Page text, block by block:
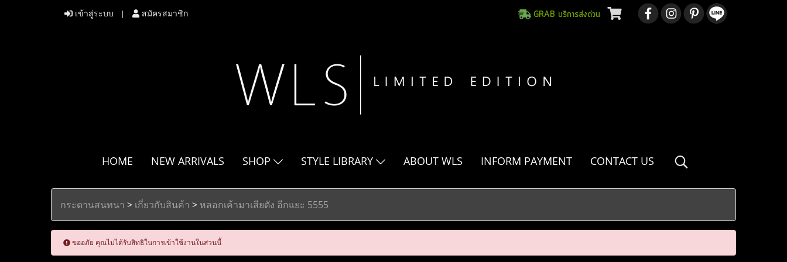
เข้าสู่ระบบ สมัครสมาชิก GRAB บริการส่งด่วน
HOME NEW ARRIVALS SHOP STYLE LIBRARY ABOUT WLS INFORM PAYMENT CONTACT US
กระดานสนทนา > เกี่ยวกับสินค้า > หลอกเค้ามาเสียตัง อีกแยะ 5555
ขออภัย คุณไม่ได้รับสิทธิในการเข้าใช้งานในส่วนนี้